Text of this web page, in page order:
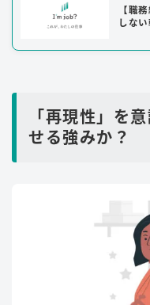
【職
しな
「再現性」を
せる強みか？